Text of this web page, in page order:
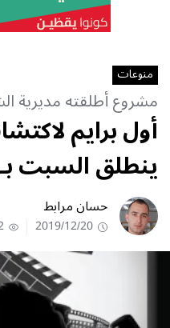
منوعات
مشروع أطلقته مديرية
أول برايم
ينطلق السبت
حسان مرابط
2019/12/20